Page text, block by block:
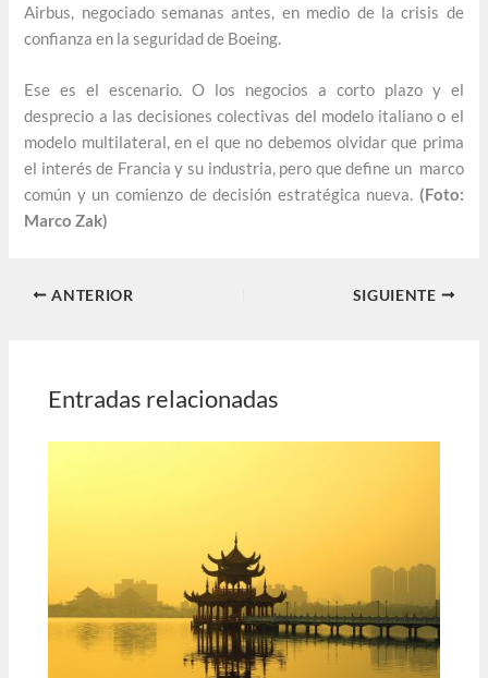
Airbus, negociado semanas antes, en medio de la crisis de
confianza en la seguridad de Boeing.
Ese es el escenario. O los negocios a corto plazo y el
desprecio a las decisiones colectivas del modelo italiano o el
modelo multilateral, en el que no debemos olvidar que prima
el interés de Francia y su industria, pero que define un marco
común y un comienzo de decisión estratégica nueva. (Foto:
Marco Zak)
ANTERIOR SIGUIENTE
Entradas relacionadas